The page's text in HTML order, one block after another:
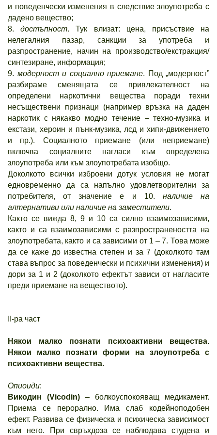
и поведенчески изменения в следствие злоупотреба с
дадено вещество;
8.достъпност. Тук влизат: цена, присъствие на
нелегалния пазар, санкции за употреба и
разпространение, начин на производство/екстракция/
синтезиране, информация;
9. модерност и социално приемане. Под „модерност”
разбираме сменящата се привлекателност на
определени наркотични вещества поради техни
несъществени признаци (например връзка на даден
наркотик с някакво модно течение – техно-музика и
екстази, хероин и пънк-музика, лсд и хипи-движението
и пр.). Социалното приемане (или неприемане)
включва социалните нагласи към определена
злоупотреба или към злоупотребата изобщо.
Доколкото всички изброени дотук условия не могат
едновременно да са напълно удовлетворителни за
потребителя, от значение е и 10. наличие на
алтернативи или наличие на заместители.
Както се вижда 8, 9 и 10 са силно взаимозависими,
както и са взаимозависими с разпространеността на
злоупотребата, както и са зависими от 1 – 7. Това може
да се каже до известна степен и за 7 (доколкото там
става въпрос за поведенчески и психични изменения) и
дори за 1 и 2 (доколкото ефектът зависи от нагласите
преди приемане на веществото).
ІІ-ра част
Някои малко познати психоактивни вещества.
Някои малко познати форми на злоупотреба с
психоактивни вещества.
Опиоиди:
Викодин (Vicodin) – болкоуспокояващ медикамент.
Приема се перорално. Има слаб кодейноподобен
ефект. Развива се физическа и психическа зависимост
към него. При свръхдоза се наблюдава студена и